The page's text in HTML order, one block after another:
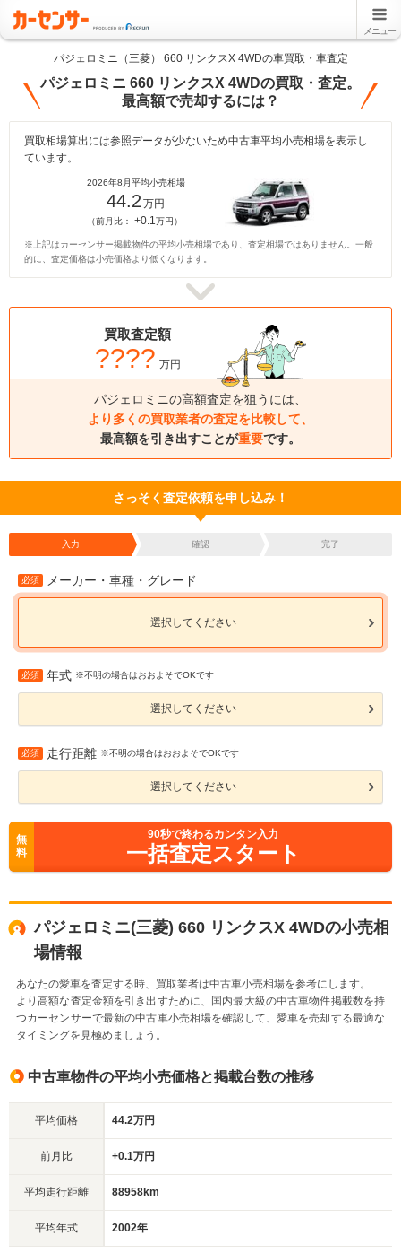
メニュー
パジェロミニ（三菱） 660 リンクスX 4WDの車買取・車査定
パジェロミニ 660 リンクスX 4WDの買取・査定。
最高額で売却するには？
買取相場算出には参照データが少ないため中古車平均小売相場を表示し
ています。
2026年8月平均小売相場
44.2 万円
（前月比： +0.1万円）
※上記はカーセンサー掲載物件の平均小売相場であり、査定相場ではありません。一般
的に、査定価格は小売価格より低くなります。
買取査定額
???? 万円
パジェロミニの高額査定を狙うには、
より多くの買取業者の査定を比較して、
最高額を引き出すことが重要です。
さっそく査定依頼を申し込み！
入力 確認 完了
必須 メーカー・車種・グレード
選択してください
必須 年式 ※不明の場合はおおよそでOKです
選択してください
必須 走行距離 ※不明の場合はおおよそでOKです
選択してください
無
料
90秒で終わるカンタン入力
一括査定スタート
パジェロミニ(三菱) 660 リンクスX 4WDの小売相
場情報
あなたの愛車を査定する時、買取業者は中古車小売相場を参考にします。
より高額な査定金額を引き出すために、国内最大級の中古車物件掲載数を持
つカーセンサーで最新の中古車小売相場を確認して、愛車を売却する最適な
タイミングを見極めましょう。
中古車物件の平均小売価格と掲載台数の推移
平均価格 44.2万円
前月比 +0.1万円
平均走行距離 88958km
平均年式 2002年